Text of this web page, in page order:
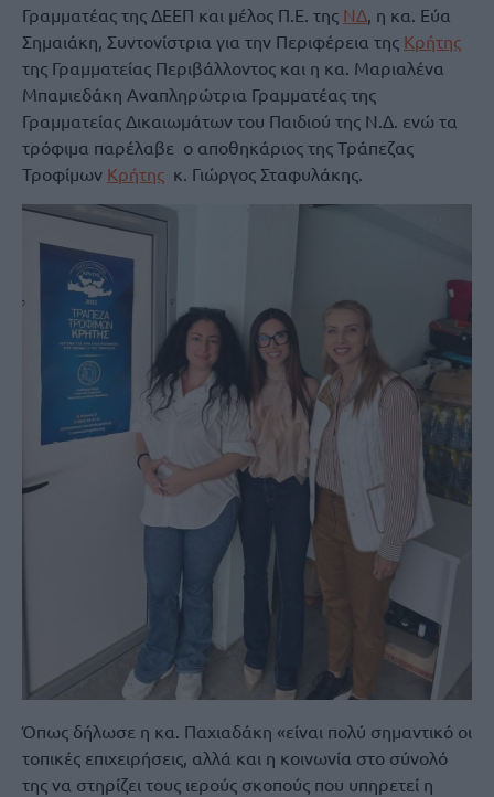
Γραμματέας της ΔΕΕΠ και μέλος Π.Ε. της ΝΔ, η κα. Εύα
Σημαιάκη, Συντονίστρια για την Περιφέρεια της Κρήτης
της Γραμματείας Περιβάλλοντος και η κα. Μαριαλένα
Μπαμιεδάκη Αναπληρώτρια Γραμματέας της
Γραμματείας Δικαιωμάτων του Παιδιού της Ν.Δ. ενώ τα
τρόφιμα παρέλαβε ο αποθηκάριος της Τράπεζας
Τροφίμων Κρήτης κ. Γιώργος Σταφυλάκης.
Όπως δήλωσε η κα. Παχιαδάκη «είναι πολύ σημαντικό οι
τοπικές επιχειρήσεις, αλλά και η κοινωνία στο σύνολό
της να στηρίζει τους ιερούς σκοπούς που υπηρετεί η